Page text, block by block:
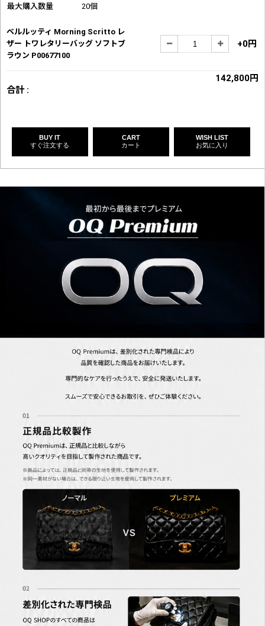
最大購入数量 20個
ベルルッティ Morning Scritto レ
ザー トワレタリーバッグ ソフトブ
ラウン P00677100
+0円
合計 :
142,800円
BUY IT
すぐ注文する
CART
カート
WISH LIST
お気に入り